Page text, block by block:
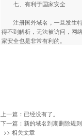
七、有利于国家安全
注册国外域名，一旦发生特
得不到解析，无法被访问，网
家安全也是非常有利的。
上一篇：已经没有了。
下一篇： 新的域名到期删除规
>> 相关文章